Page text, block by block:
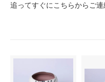
追ってすぐにこちらからご連